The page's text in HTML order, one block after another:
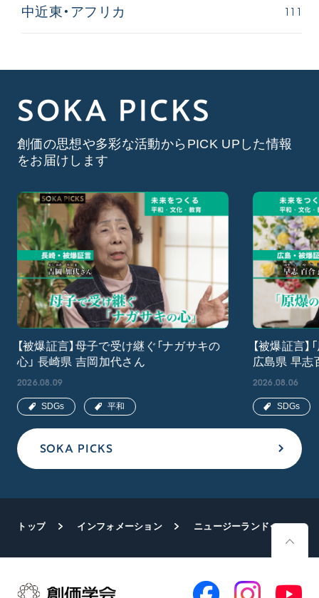
中近東・アフリカ 111
SOKA PICKS
創価の思想や多彩な活動からPICK UPした情報
をお届けします
SOKA PICKS
【被爆証言】母子で受け継ぐ「ナガサキの
心」 長崎県 吉岡加代さん
2026.08.09
SDGs 平和
【被爆証言
広島県 早志
2026.08.06
SDGs
トップ インフォメーション ニュージーランド・オークランド市でトゥマナコ絵画展